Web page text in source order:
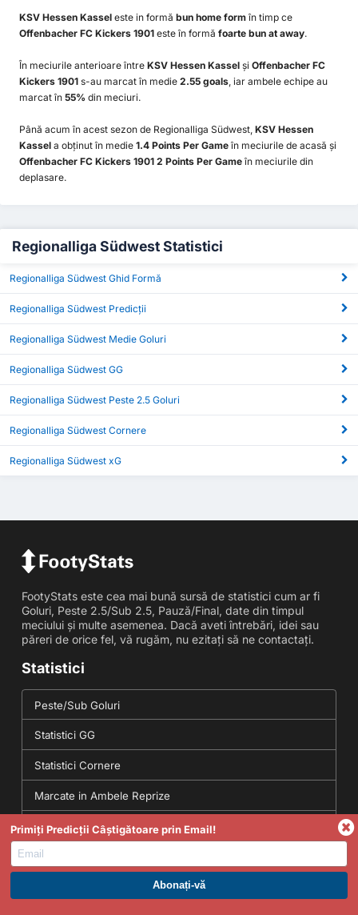
KSV Hessen Kassel este in formă bun home formîn timp ce
Offenbacher FC Kickers 1901 este în formă foarte bun at away.
În meciurile anterioare între KSV Hessen Kassel și Offenbacher FC
Kickers 1901 s-au marcat în medie 2.55 goals, iar ambele echipe au
marcat în 55% din meciuri.
Până acum în acest sezon de Regionalliga Südwest, KSV Hessen
Kassel a obținut în medie 1.4 Points Per Gameîn meciurile de acasă și
Offenbacher FC Kickers 1901 2 Points Per Gameîn meciurile din
deplasare.
Regionalliga Südwest Statistici
Regionalliga Südwest Ghid Formă
Regionalliga Südwest Predicții
Regionalliga Südwest Medie Goluri
Regionalliga Südwest GG
Regionalliga Südwest Peste 2.5 Goluri
Regionalliga Südwest Cornere
Regionalliga Südwest xG
FootyStats este cea mai bună sursă de statistici cum ar fi
Goluri, Peste 2.5/Sub 2.5, Pauză/Final, date din timpul
meciului și multe asemenea. Dacă aveti întrebări, idei sau
păreri de orice fel, vă rugăm, nu ezitați să ne contactați.
Statistici
Peste/Sub Goluri
Statistici GG
Statistici Cornere
Marcate in Ambele Reprize
Statistici Scoruri Corecte
Instrumente
ABONAȚI-VĂ LA PREMIUM. PROFITAȚI ACUM.
Primiți Predicții Câștigătoare prin Email!